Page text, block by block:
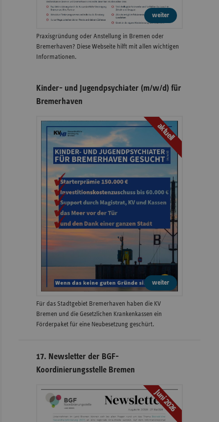
weiter
Praxisgründung oder Anstellung in Bremen oder
Bremerhaven? Diese Webseite hilft mit allen wichtigen
Informationen.
Kinder- und Jugendpsychiater (m/w/d) für
Bremerhaven
aktuell
weiter
Für das Stadtgebiet Bremerhaven haben die KV
Bremen und die Gesetzlichen Krankenkassen ein
Förderpaket für eine Neubesetzung geschürt.
17. Newsletter der BGF-
Koordinierungsstelle Bremen
Juni 2026